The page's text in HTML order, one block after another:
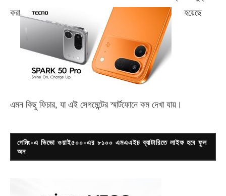
করা
হয়েছে
এমন কিছু ফিচার, যা এই সেগমেন্টের স্মার্টফোনে কম দেখা যায়।
গেমিং-এ ভিভো ওয়াই৫০০-এর ৮১০০ এমএএইচ ব্যাটারিতে লাইফ হবে ফুল
অন